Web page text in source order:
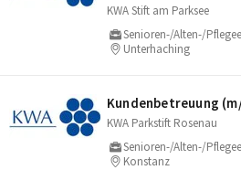
KWA Stift am Parksee
Senioren-/Alten-/
Unterhaching
Kundenbetreuung
KWA Parkstift Rosenau
Senioren-/Alten-/
Konstanz